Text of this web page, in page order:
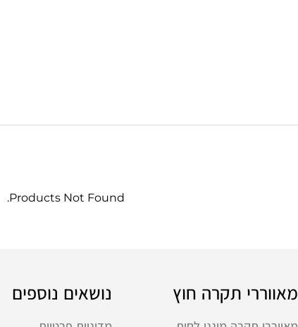
Products Not Found.
מאווררי תקרה חוץ נושאים נוספים